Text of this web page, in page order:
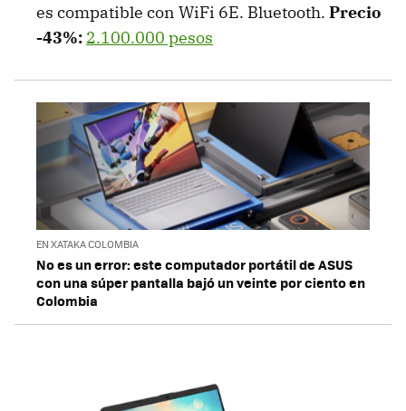
es compatible con WiFi 6E. Bluetooth. Precio
-43%: 2.100.000 pesos
EN XATAKA COLOMBIA
No es un error: este computador portátil de ASUS
con una súper pantalla bajó un veinte por ciento en
Colombia